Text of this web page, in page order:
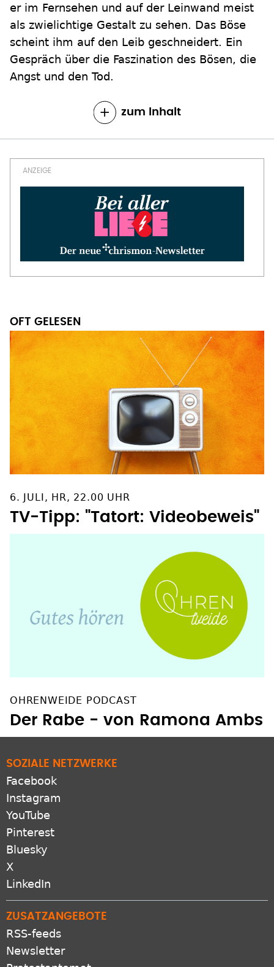
er im Fernsehen und auf der Leinwand meist
als zwielichtige Gestalt zu sehen. Das Böse
scheint ihm auf den Leib geschneidert. Ein
Gespräch über die Faszination des Bösen, die
Angst und den Tod.
zum Inhalt
OFT GELESEN
6. JULI, HR, 22.00 UHR
TV-Tipp: "Tatort: Videobeweis"
OHRENWEIDE PODCAST
SOZIALE NETZWERKE
Facebook
Instagram
YouTube
Pinterest
Bluesky
X
ZUSATZANGEBOTE
RSS-feeds
Newsletter